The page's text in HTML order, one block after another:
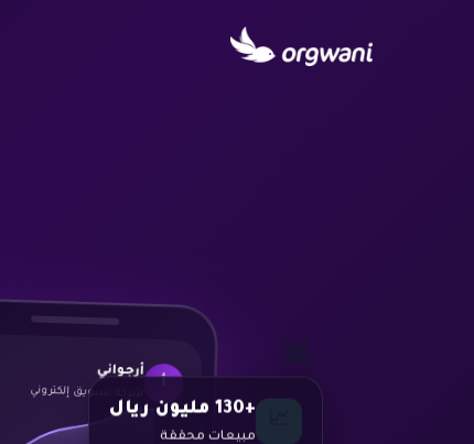
أرجواني
شركة تسويق إلكتروني +130 مليون ريال
مبيعات محققة
📊